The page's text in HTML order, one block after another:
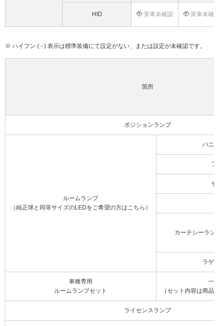
HID 実車未確認 実車未確
※ ハイフン ( - ) 表示は標準装備にて設定がない、または設定が未確認です。
箇所
ポジションランプ
ルームランプ
（純正球と同等サイズのLEDをご希望の方はこちら）
バニ
フ
セ
カーテシーラン
ラゲ
車種専用
ルームランプセット
一
（セット内容は商品
ライセンスランプ